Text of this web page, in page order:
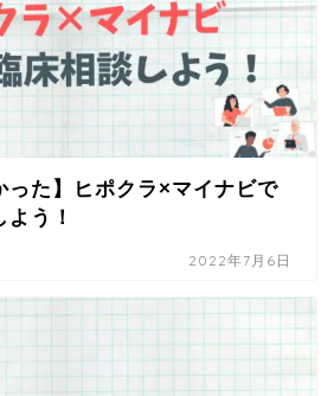
った】ヒポクラ×マイナビで
う！
2022年7月6日